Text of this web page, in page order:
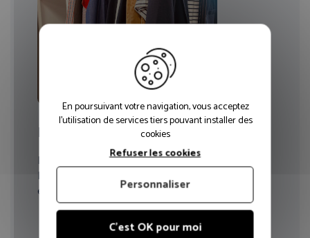
Mise à disposition de vestiaire
Espace dédié pour l’essayage des dotations…
Mise en place, dans l’entreprise, d’un vestiaire pour
essayage et validation des tailles
En poursuivant votre navigation, vous acceptez
l'utilisation de services tiers pouvant installer des
cookies
C'est OK pour moi
Refuser les cookies
Personnaliser